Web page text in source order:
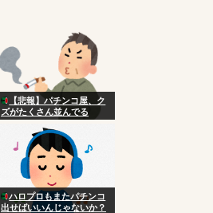
【悲報】パチンコ屋、ク
ズがたくさん並んでる
ハロプロもまたパチンコ
出せばいいんじゃないか？